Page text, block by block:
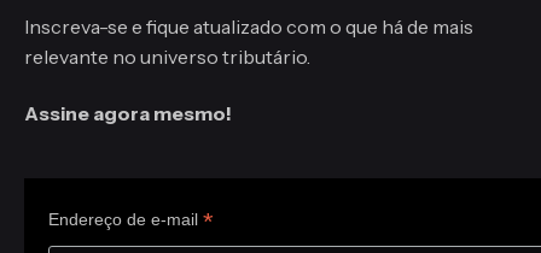
Inscreva-se e fique atualizado com o que há de mais
relevante no universo tributário.
Assine agora mesmo!
Endereço de e-mail *